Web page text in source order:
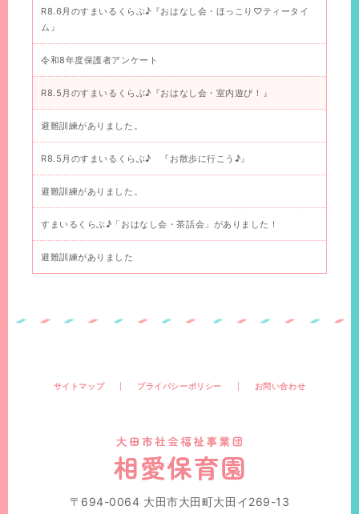
R8.6月のすまいるくらぶ♪『おはなし会・ほっこり♡ティータイ
ム』
令和8年度保護者アンケート
R8.5月のすまいるくらぶ♪『おはなし会・室内遊び！』
避難訓練がありました。
R8.5月のすまいるくらぶ♪ 『お散歩に行こう♪』
避難訓練がありました。
すまいるくらぶ♪「おはなし会・茶話会」がありました！
避難訓練がありました
サイトマップ プライバシーポリシー お問い合わせ
〒694-0064 大田市大田町大田イ269-13